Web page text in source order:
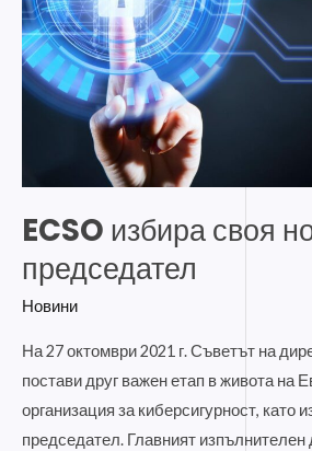
ECSO избира своя
председател
Новини
На 27 октомври 2021 г. Съветът на
постави друг важен етап в живота на
организация за киберсигурност, като
председател. Главният изпълнителен
председател